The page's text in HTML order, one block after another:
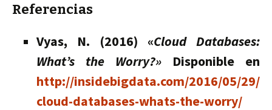
Referencias
Vyas, N. (2016) «Cloud Databases:
What’s the Worry?» Disponible en
http://insidebigdata.com/2016/05/29/
cloud-databases-whats-the-worry/